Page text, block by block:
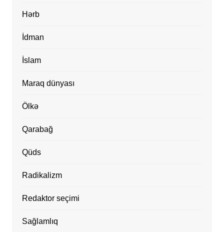
Hərb
İdman
İslam
Maraq dünyası
Ölkə
Qarabağ
Qüds
Radikalizm
Redaktor seçimi
Sağlamlıq